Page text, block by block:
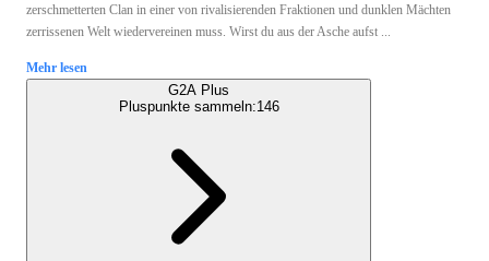
zerschmetterten Clan in einer von rivalisierenden Fraktionen und dunklen Mächten
zerrissenen Welt wiedervereinen muss. Wirst du aus der Asche aufst ...
Mehr lesen
G2A Plus
Pluspunkte sammeln:146